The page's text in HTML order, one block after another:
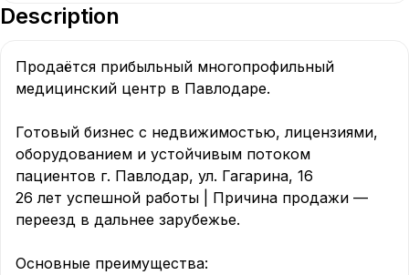
Description
Продаётся прибыльный многопрофильный
медицинский центр в Павлодаре.
Готовый бизнес с недвижимостью, лицензиями,
оборудованием и устойчивым потоком
пациентов г. Павлодар, ул. Гагарина, 16
26 лет успешной работы | Причина продажи —
переезд в дальнее зарубежье.
Основные преимущества: